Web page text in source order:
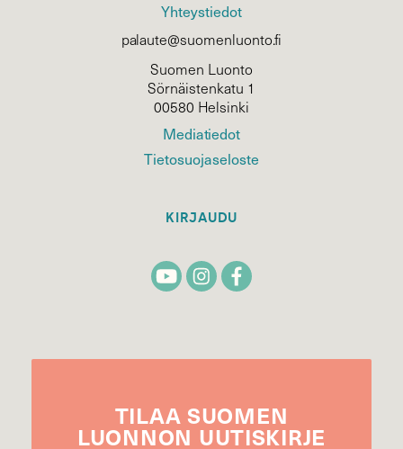
Yhteystiedot
palaute@suomenluonto.fi
Suomen Luonto
Sörnäistenkatu 1
00580 Helsinki
Mediatiedot
Tietosuojaseloste
KIRJAUDU
TILAA SUOMEN
LUONNON UUTIS­KIRJE